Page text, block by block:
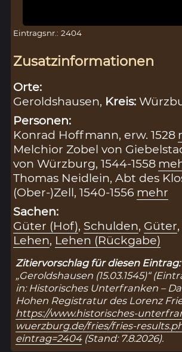
Eintragsnr.: 2404
Zusatzinformationen
Orte:
Geroldshausen, Kreis:
Personen:
Konrad Hoffmann, erw. 1528
Melchior Zobel von
von Würzburg, 1544-1558
Thomas Neidlein, Abt des
(Ober-)Zell, 1540-1556 mehr
Sachen:
Güter (Hof), Schulden, Güter,
Lehen, Lehen (Rückgabe)
Zitiervorschlag für diesen Eintrag:
„Geroldshausen (15.03.1545)“
in: Historisches Unterfranken –
Hohen Registratur des Lorenz
https://www.historisches-
wuerzburg.de/fries/fries-
eintrag=2404(Stand: 7.8.2026).